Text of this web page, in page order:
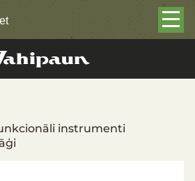
instrumenti